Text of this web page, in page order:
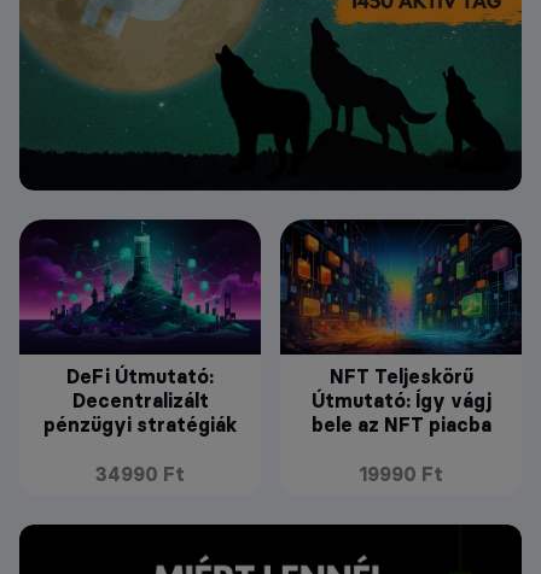
DeFi Útmutató:
Decentralizált
pénzügyi stratégiák
34990 Ft
NFT Teljeskörű
Útmutató: Így vágj
bele az NFT piacba
19990 Ft